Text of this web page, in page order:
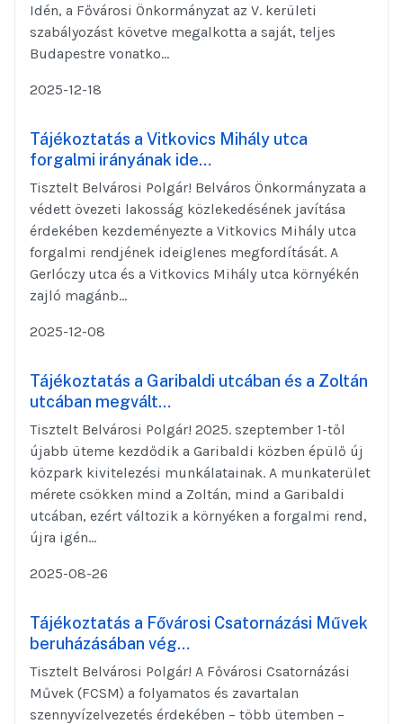
Idén, a Fővárosi Önkormányzat az V. kerületi
szabályozást követve megalkotta a saját, teljes
Budapestre vonatko...
2025-12-18
Tájékoztatás a Vitkovics Mihály utca
forgalmi irányának ide…
Tisztelt Belvárosi Polgár! Belváros Önkormányzata a
védett övezeti lakosság közlekedésének javítása
érdekében kezdeményezte a Vitkovics Mihály utca
forgalmi rendjének ideiglenes megfordítását. A
Gerlóczy utca és a Vitkovics Mihály utca környékén
zajló magánb...
2025-12-08
Tájékoztatás a Garibaldi utcában és a Zoltán
utcában megvált…
Tisztelt Belvárosi Polgár! 2025. szeptember 1-től
újabb üteme kezdődik a Garibaldi közben épülő új
közpark kivitelezési munkálatainak. A munkaterület
mérete csökken mind a Zoltán, mind a Garibaldi
utcában, ezért változik a környéken a forgalmi rend,
újra igén...
2025-08-26
Tájékoztatás a Fővárosi Csatornázási Művek
beruházásában vég…
Tisztelt Belvárosi Polgár! A Fővárosi Csatornázási
Művek (FCSM) a folyamatos és zavartalan
szennyvízelvezetés érdekében – több ütemben –